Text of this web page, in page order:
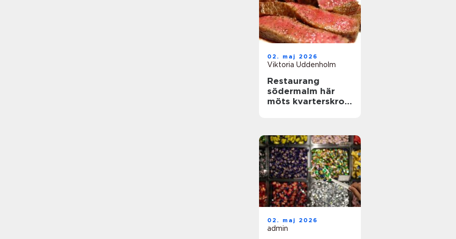
02. maj 2026
Viktoria Uddenholm
Restaurang
södermalm här
möts kvarterskrog
02. maj 2026
admin